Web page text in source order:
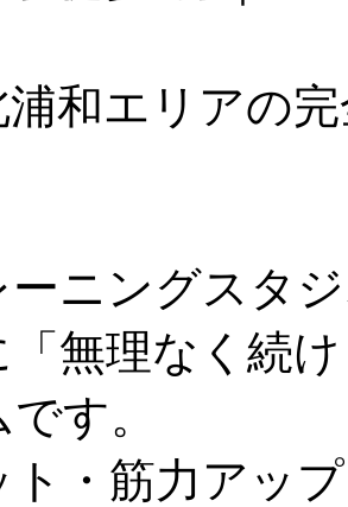
和エリアの
ーニングスタ
「無理なく続
す。
ト・筋力アッ